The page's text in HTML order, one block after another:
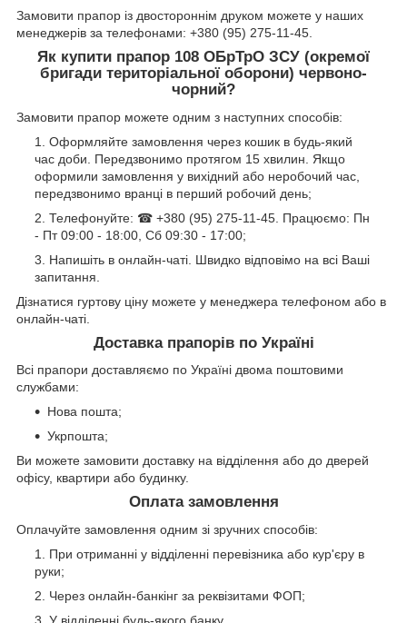
Замовити прапор із двостороннім друком можете у наших
менеджерів за телефонами: +380 (95) 275-11-45.
Як купити прапор 108 ОБрТрО ЗСУ (окремої
бригади територіальної оборони) червоно-
чорний?
Замовити прапор можете одним з наступних способів:
Оформляйте замовлення через кошик в будь-який
час доби. Передзвонимо протягом 15 хвилин. Якщо
оформили замовлення у вихідний або неробочий час,
передзвонимо вранці в перший робочий день;
Телефонуйте: ☎ +380 (95) 275-11-45. Працюємо: Пн
- Пт 09:00 - 18:00, Сб 09:30 - 17:00;
Напишіть в онлайн-чаті. Швидко відповімо на всі Ваші
запитання.
Дізнатися гуртову ціну можете у менеджера телефоном або в
онлайн-чаті.
Доставка прапорів по Україні
Всі прапори доставляємо по Україні двома поштовими
службами:
Нова пошта;
Укрпошта;
Ви можете замовити доставку на відділення або до дверей
офісу, квартири або будинку.
Оплата замовлення
Оплачуйте замовлення одним зі зручних способів:
При отриманні у відділенні перевізника або кур'єру в
руки;
Через онлайн-банкінг за реквізитами ФОП;